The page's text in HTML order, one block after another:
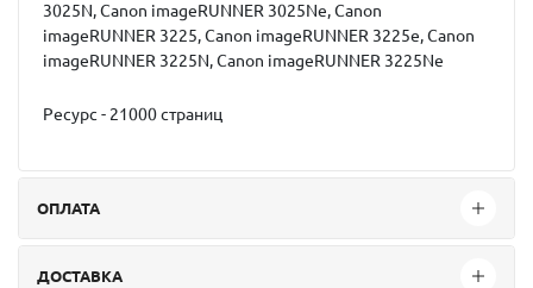
3025N, Canon imageRUNNER 3025Ne, Canon
imageRUNNER 3225, Canon imageRUNNER 3225e, Canon
imageRUNNER 3225N, Canon imageRUNNER 3225Ne
Ресурс - 21000 страниц
ОПЛАТА
ДОСТАВКА